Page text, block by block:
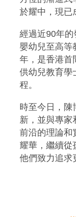
於耀中，現已
經過近90年
嬰幼兒至高等
年，是香港首
供幼兒教育學
程。
時至今日，陳
新，並與專家
前沿的理論和
耀華，繼續從
他們致力追求